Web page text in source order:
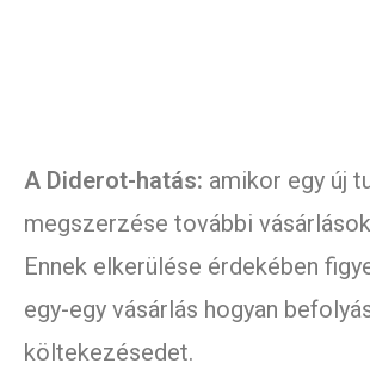
A Diderot-hatás: amikor egy új
megszerzése további
Ennek elkerülése érdekében
egy-egy vásárlás hogyan
költekezésedet.